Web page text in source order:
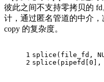
彼此之间不支持零拷贝的
计，通过匿名管道的中介
copy 的复杂度。
1
2
splice(file_fd,
splice(pipefd[ 0 ],